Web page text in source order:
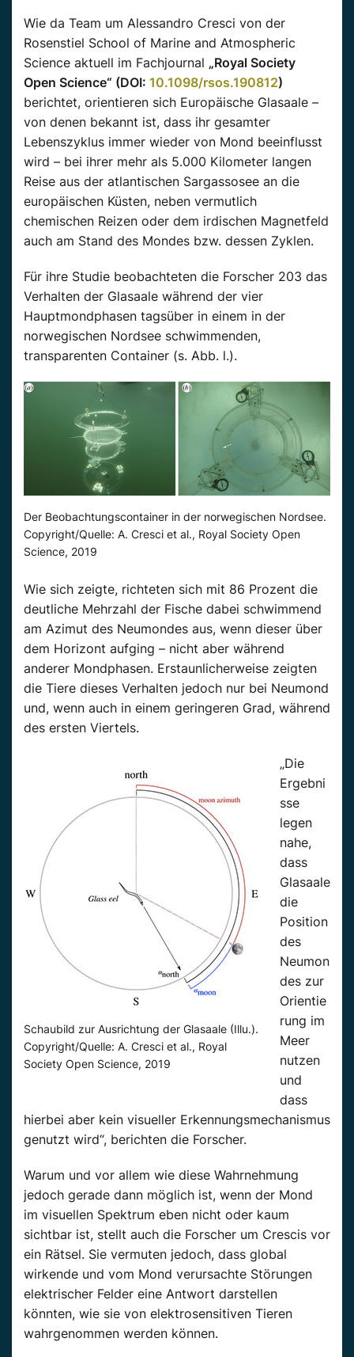
Wie da Team um Alessandro Cresci von der
Rosenstiel School of Marine and Atmospheric
Science aktuell im Fachjournal „Royal Society
Open Science“ (DOI: 10.1098/rsos.190812)
berichtet, orientieren sich Europäische Glasaale –
von denen bekannt ist, dass ihr gesamter
Lebenszyklus immer wieder von Mond beeinflusst
wird – bei ihrer mehr als 5.000 Kilometer langen
Reise aus der atlantischen Sargassosee an die
europäischen Küsten, neben vermutlich
chemischen Reizen oder dem irdischen Magnetfeld
auch am Stand des Mondes bzw. dessen Zyklen.
Für ihre Studie beobachteten die Forscher 203 das
Verhalten der Glasaale während der vier
Hauptmondphasen tagsüber in einem in der
norwegischen Nordsee schwimmenden,
transparenten Container (s. Abb. l.).
Der Beobachtungscontainer in der norwegischen Nordsee.
Copyright/Quelle: A. Cresci et al., Royal Society Open
Science, 2019
Wie sich zeigte, richteten sich mit 86 Prozent die
deutliche Mehrzahl der Fische dabei schwimmend
am Azimut des Neumondes aus, wenn dieser über
dem Horizont aufging – nicht aber während
anderer Mondphasen. Erstaunlicherweise zeigten
die Tiere dieses Verhalten jedoch nur bei Neumond
und, wenn auch in einem geringeren Grad, während
des ersten Viertels.
Schaubild zur Ausrichtung der Glasaale (Illu.).
Copyright/Quelle: A. Cresci et al., Royal
Society Open Science, 2019
„Die
Ergebni
sse
legen
nahe,
dass
Glasaale
die
Position
des
Neumon
des zur
Orientie
rung im
Meer
nutzen
und
dass
hierbei aber kein visueller Erkennungsmechanismus
genutzt wird“, berichten die Forscher.
Warum und vor allem wie diese Wahrnehmung
jedoch gerade dann möglich ist, wenn der Mond
im visuellen Spektrum eben nicht oder kaum
sichtbar ist, stellt auch die Forscher um Crescis vor
ein Rätsel. Sie vermuten jedoch, dass global
wirkende und vom Mond verursachte Störungen
elektrischer Felder eine Antwort darstellen
könnten, wie sie von elektrosensitiven Tieren
wahrgenommen werden können.